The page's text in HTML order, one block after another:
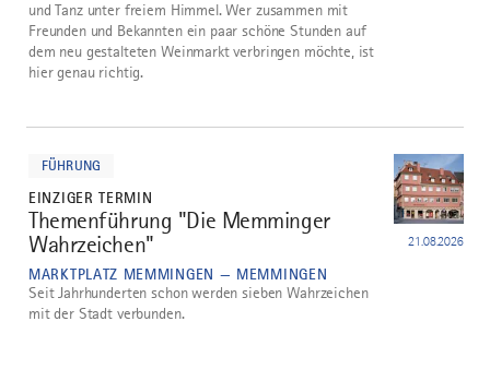
und Tanz unter freiem Himmel. Wer zusammen mit
Freunden und Bekannten ein paar schöne Stunden auf
dem neu gestalteten Weinmarkt verbringen möchte, ist
hier genau richtig.
FÜHRUNG
EINZIGER TERMIN
5
Themenführung "Die Memminger
Wahrzeichen"
MARKTPLATZ MEMMINGEN — MEMMINGEN
21.08.2026
Seit Jahrhunderten schon werden sieben Wahrzeichen
mit der Stadt verbunden.